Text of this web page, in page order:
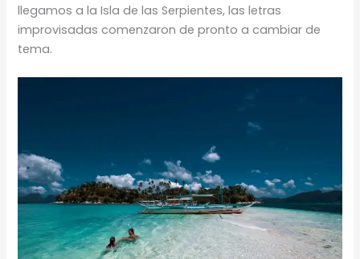
llegamos a la Isla de las Serpientes, las letras
improvisadas comenzaron de pronto a cambiar de
tema.